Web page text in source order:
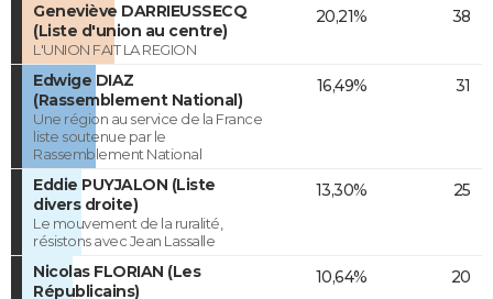
Geneviève DARRIEUSSECQ
(Liste d'union au centre)
L'UNION FAIT LA REGION
20,21% 38
Edwige DIAZ
(Rassemblement National)
Une région au service de la France
liste soutenue par le
Rassemblement National
16,49% 31
Eddie PUYJALON (Liste
divers droite)
Le mouvement de la ruralité,
résistons avec Jean Lassalle
13,30% 25
Nicolas FLORIAN (Les
Républicains)
10,64% 20